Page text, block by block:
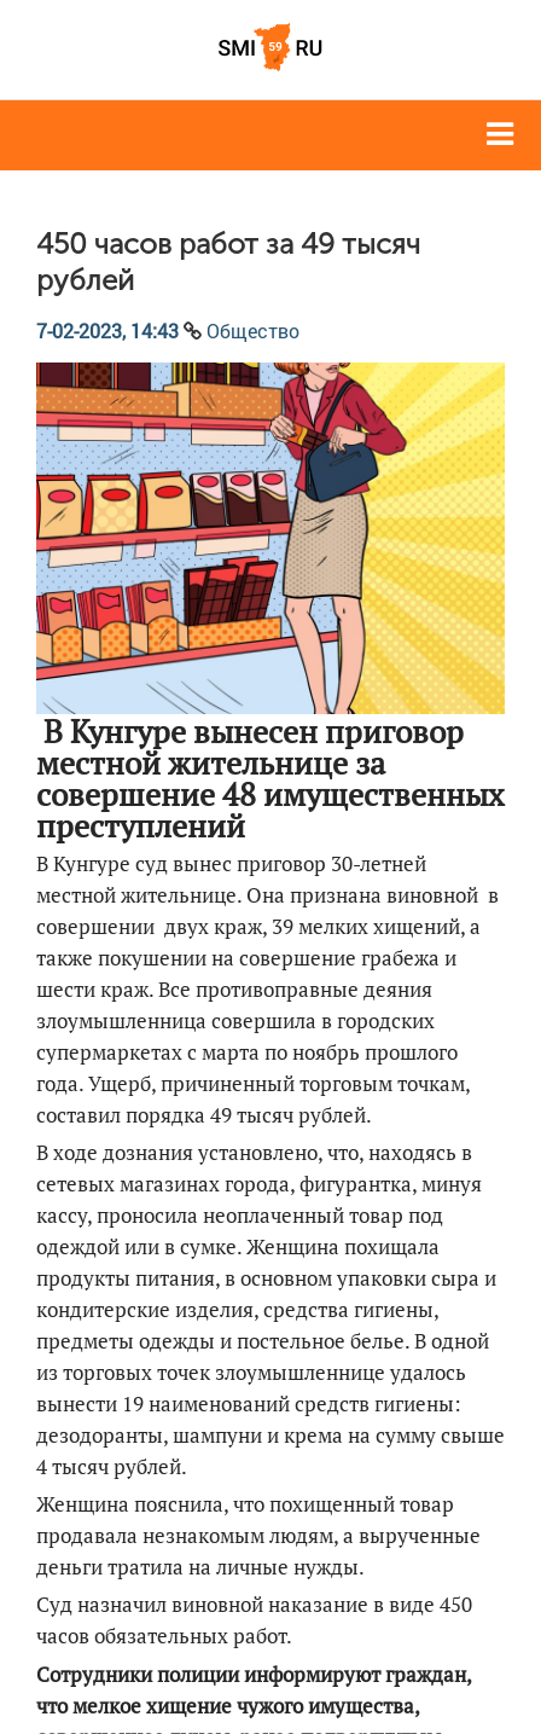
450 часов работ за 49 тысяч
рублей
7-02-2023, 14:43 Общество
В Кунгуре вынесен приговор
местной жительнице за
совершение 48 имущественных
преступлений
В Кунгуре суд вынес приговор 30-летней
местной жительнице. Она признана виновной в
совершении двух краж, 39 мелких хищений, а
также покушении на совершение грабежа и
шести краж. Все противоправные деяния
злоумышленница совершила в городских
супермаркетах с марта по ноябрь прошлого
года. Ущерб, причиненный торговым точкам,
составил порядка 49 тысяч рублей.
В ходе дознания установлено, что, находясь в
сетевых магазинах города, фигурантка, минуя
кассу, проносила неоплаченный товар под
одеждой или в сумке. Женщина похищала
продукты питания, в основном упаковки сыра и
кондитерские изделия, средства гигиены,
предметы одежды и постельное белье. В одной
из торговых точек злоумышленнице удалось
вынести 19 наименований средств гигиены:
дезодоранты, шампуни и крема на сумму свыше
4 тысяч рублей.
Женщина пояснила, что похищенный товар
продавала незнакомым людям, а вырученные
деньги тратила на личные нужды.
Суд назначил виновной наказание в виде 450
часов обязательных работ.
Сотрудники полиции информируют граждан,
что мелкое хищение чужого имущества,